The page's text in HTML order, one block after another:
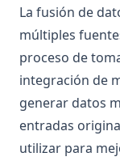
Library
What is XGBoost,
Algorithms
What is an
What is the
Anaconda
Zen of Python:
La fusión de
múltiples
proceso de
integración de
generar datos
entradas
utilizar para